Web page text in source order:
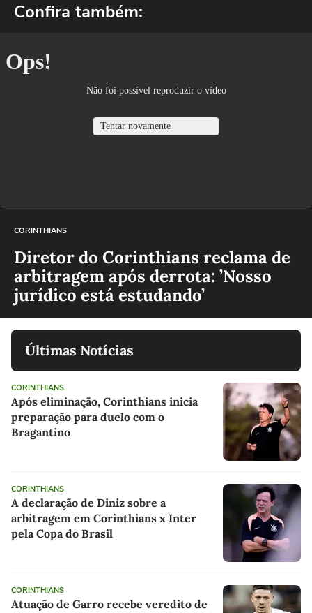
Confira também:
CORINTHIANS
Diretor do Corinthians reclama de
arbitragem após derrota: ’Nosso
jurídico está estudando’
Últimas Notícias
CORINTHIANS
Após eliminação, Corinthians inicia
preparação para duelo com o
Bragantino
CORINTHIANS
A declaração de Diniz sobre a
arbitragem em Corinthians x Inter
pela Copa do Brasil
CORINTHIANS
Atuação de Garro recebe veredito de